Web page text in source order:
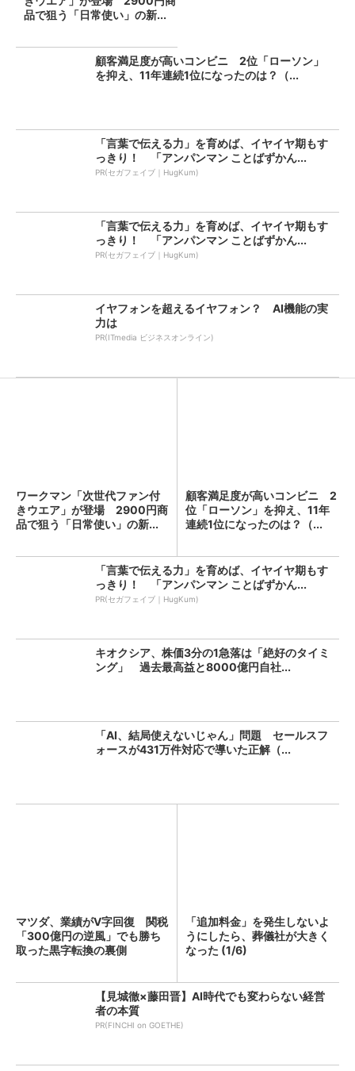
品で狙う「日常使い」の新...
顧客満足度が高いコンビニ 2位「ローソン」
を抑え、11年連続1位になったのは？（...
「言葉で伝える力」を育めば、イヤイヤ期もす
っきり！ 「アンパンマン ことばずかん...
PR(セガフェイブ｜HugKum)
「言葉で伝える力」を育めば、イヤイヤ期もす
っきり！ 「アンパンマン ことばずかん...
PR(セガフェイブ｜HugKum)
イヤフォンを超えるイヤフォン？ AI機能の実
力は
PR(ITmedia ビジネスオンライン)
ワークマン「次世代ファン付
きウエア」が登場 2900円商
品で狙う「日常使い」の新...
顧客満足度が高いコンビニ 2
位「ローソン」を抑え、11年
連続1位になったのは？（...
「言葉で伝える力」を育めば、イヤイヤ期もす
っきり！ 「アンパンマン ことばずかん...
PR(セガフェイブ｜HugKum)
キオクシア、株価3分の1急落は「絶好のタイミ
ング」 過去最高益と8000億円自社...
「AI、結局使えないじゃん」問題 セールスフ
ォースが431万件対応で導いた正解（...
マツダ、業績がV字回復 関税
「300億円の逆風」でも勝ち
取った黒字転換の裏側
「追加料金」を発生しないよ
うにしたら、葬儀社が大きく
なった (1/6)
【見城徹×藤田晋】AI時代でも変わらない経営
者の本質
PR(FINCHI on GOETHE)